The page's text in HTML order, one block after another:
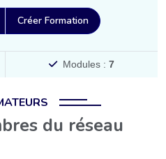
Créer Formation
Modules : 7
du réseau